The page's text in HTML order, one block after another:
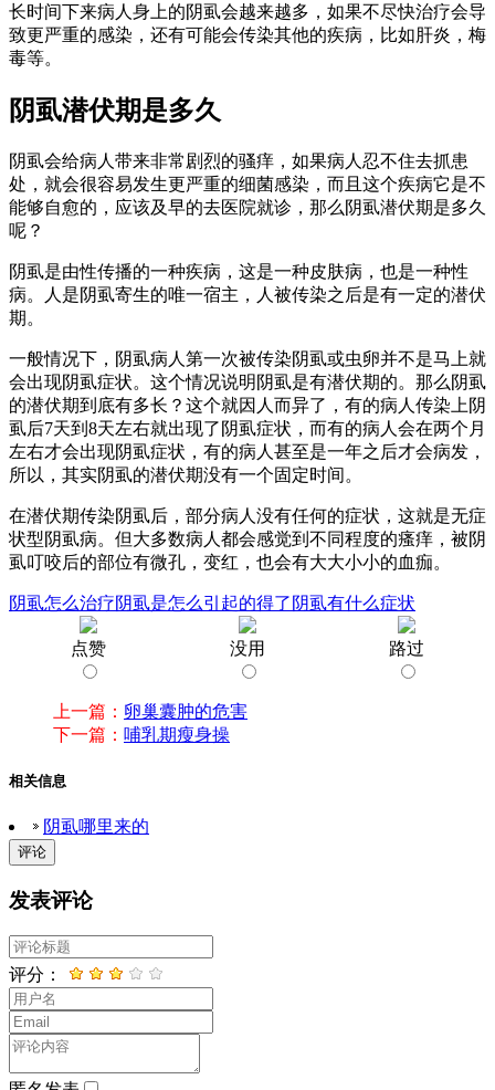
长时间下来病人身上的阴虱会越来越多，如果不尽快治疗会导
致更严重的感染，还有可能会传染其他的疾病，比如肝炎，梅
毒等。
阴虱潜伏期是多久
阴虱会给病人带来非常剧烈的骚痒，如果病人忍不住去抓患
处，就会很容易发生更严重的细菌感染，而且这个疾病它是不
能够自愈的，应该及早的去医院就诊，那么阴虱潜伏期是多久
呢？
阴虱是由性传播的一种疾病，这是一种皮肤病，也是一种性
病。人是阴虱寄生的唯一宿主，人被传染之后是有一定的潜伏
期。
一般情况下，阴虱病人第一次被传染阴虱或虫卵并不是马上就
会出现阴虱症状。这个情况说明阴虱是有潜伏期的。那么阴虱
的潜伏期到底有多长？这个就因人而异了，有的病人传染上阴
虱后7天到8天左右就出现了阴虱症状，而有的病人会在两个月
左右才会出现阴虱症状，有的病人甚至是一年之后才会病发，
所以，其实阴虱的潜伏期没有一个固定时间。
在潜伏期传染阴虱后，部分病人没有任何的症状，这就是无症
状型阴虱病。但大多数病人都会感觉到不同程度的瘙痒，被阴
虱叮咬后的部位有微孔，变红，也会有大大小小的血痂。
阴虱怎么治疗阴虱是怎么引起的得了阴虱有什么症状
点赞 没用 路过
上一篇： 卵巢囊肿的危害
下一篇： 哺乳期瘦身操
相关信息
阴虱哪里来的
评论
发表评论
评分：